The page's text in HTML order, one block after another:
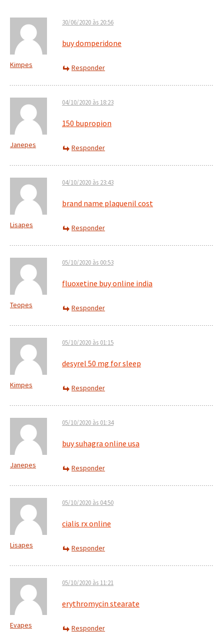
Kimpes
30/06/2020 às 20:56
buy domperidone
Responder
Janepes
04/10/2020 às 18:23
150 bupropion
Responder
Lisapes
04/10/2020 às 23:43
brand name plaquenil cost
Responder
Teopes
05/10/2020 às 00:53
fluoxetine buy online india
Responder
Kimpes
05/10/2020 às 01:15
desyrel 50 mg for sleep
Responder
Janepes
05/10/2020 às 01:34
buy suhagra online usa
Responder
Lisapes
05/10/2020 às 04:50
cialis rx online
Responder
Evapes
05/10/2020 às 11:21
erythromycin stearate
Responder